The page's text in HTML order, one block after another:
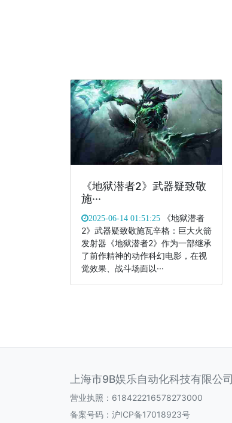
《地狱潜者2》武器疑致敬
施···
2025-06-14 01:51:25《地狱潜者
2》武器疑致敬施瓦辛格：巨大火箭
发射器《地狱潜者2》作为一部继承
了前作精神的动作科幻电影，在视
觉效果、战斗场面以···
上海市9B娱乐自动化科技有限公司
营业执照：618422216578273000
备案号码： 沪ICP备17018923号